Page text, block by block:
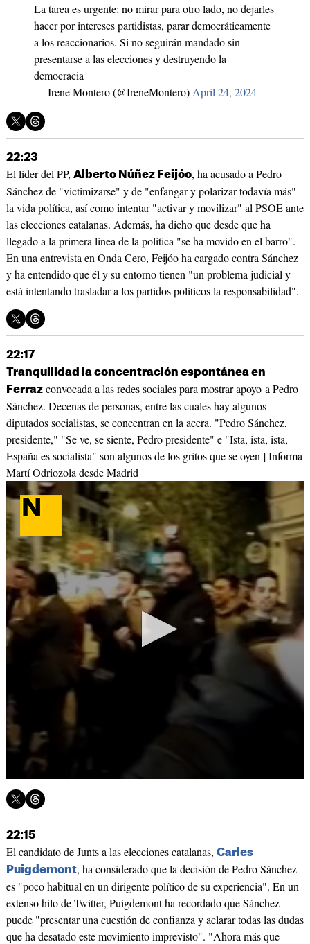
La tarea es urgente: no mirar para otro lado, no dejarles
hacer por intereses partidistas, parar democráticamente
a los reaccionarios. Si no seguirán mandado sin
presentarse a las elecciones y destruyendo la
democracia
— Irene Montero (@IreneMontero)April 24, 2024
22:23
El líder del PP, Alberto Núñez Feijóo, ha acusado a Pedro
Sánchez de "victimizarse" y de "enfangar y polarizar todavía más"
la vida política, así como intentar "activar y movilizar" al PSOE ante
las elecciones catalanas. Además, ha dicho que desde que ha
llegado a la primera línea de la política "se ha movido en el barro".
En una entrevista en Onda Cero, Feijóo ha cargado contra Sánchez
y ha entendido que él y su entorno tienen "un problema judicial y
está intentando trasladar a los partidos políticos la responsabilidad".
22:17
Tranquilidad la concentración espontánea en
Ferrazconvocada a las redes sociales para mostrar apoyo a Pedro
Sánchez. Decenas de personas, entre las cuales hay algunos
diputados socialistas, se concentran en la acera. "Pedro Sánchez,
presidente," "Se ve, se siente, Pedro presidente" e "Ista, ista, ista,
España es socialista" son algunos de los gritos que se oyen | Informa
Martí Odriozola desde Madrid
22:15
El candidato de Junts a las elecciones catalanas, Carles
Puigdemont, ha considerado que la decisión de Pedro Sánchez
es "poco habitual en un dirigente político de su experiencia". En un
extenso hilo de Twitter, Puigdemont ha recordado que Sánchez
puede "presentar una cuestión de confianza y aclarar todas las dudas
que ha desatado este movimiento imprevisto". "Ahora más que